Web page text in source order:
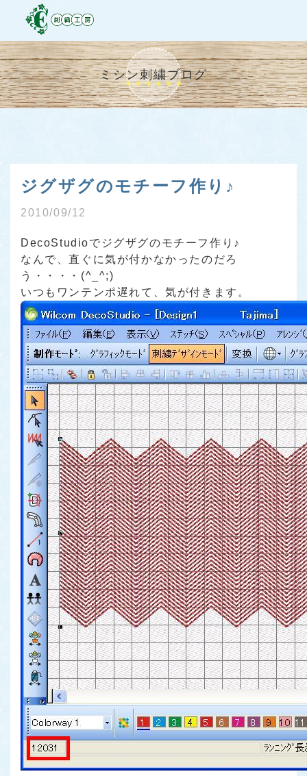
ミシン刺繍ブログ
ジグザグのモチーフ作り♪
2010/09/12
DecoStudioでジグザグのモチーフ作り♪
なんで、直ぐに気が付かなかったのだろ
う・・・・(^_^;)
いつもワンテンポ遅れて、気が付きます。